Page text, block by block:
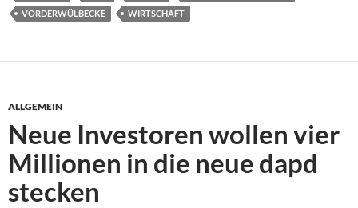
VORDERWÜLBECKE
WIRTSCHAFT
ALLGEMEIN
Neue Investoren wollen vier
Millionen in die neue dapd
stecken